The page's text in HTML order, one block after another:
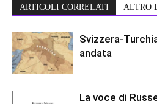
ARTICOLI CORRELATI ALTRO
Svizzera-
andata
La voce di